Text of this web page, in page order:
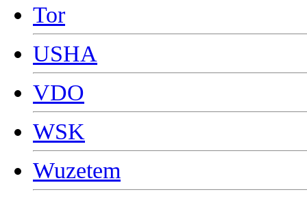
Tor
USHA
VDO
WSK
Wuzetem